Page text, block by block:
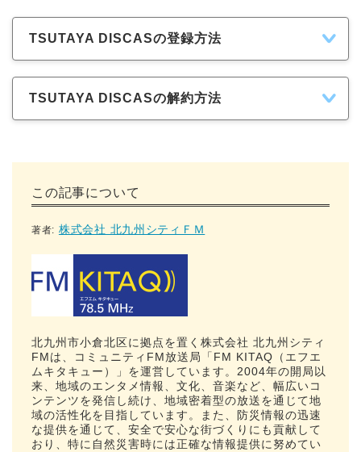
TSUTAYA DISCASの登録方法
TSUTAYA DISCASの解約方法
この記事について
著者: 株式会社 北九州シティＦＭ
北九州市小倉北区に拠点を置く株式会社 北九州シティ
FMは、コミュニティFM放送局「FM KITAQ（エフエ
ムキタキュー）」を運営しています。2004年の開局以
来、地域のエンタメ情報、文化、音楽など、幅広いコ
ンテンツを発信し続け、地域密着型の放送を通じて地
域の活性化を目指しています。また、防災情報の迅速
な提供を通じて、安全で安心な街づくりにも貢献して
おり、特に自然災害時には正確な情報提供に努めてい